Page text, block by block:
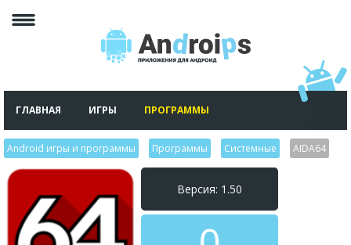
ГЛАВНАЯ ИГРЫ ПРОГРАММЫ
Android игры и программы Программы Системные AIDA64
Версия: 1.50